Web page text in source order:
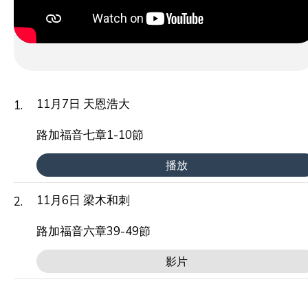
1.
11月7日 天恩浩大
路加福音七章1-10節
播放
2.
11月6日 梁木和刺
路加福音六章39-49節
影片